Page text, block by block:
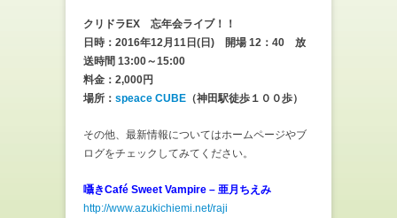
クリドラEX 忘年会ライブ！！
日時：2016年12月11日(日) 開場 12：40 放
送時間 13:00～15:00
料金：2,000円
場所： speace CUBE （神田駅徒歩１００歩）
その他、最新情報についてはホームページやブ
ログをチェックしてみてください。
囁きCafé Sweet Vampire – 亜月ちえみ
http://www.azukichiemi.net/raji